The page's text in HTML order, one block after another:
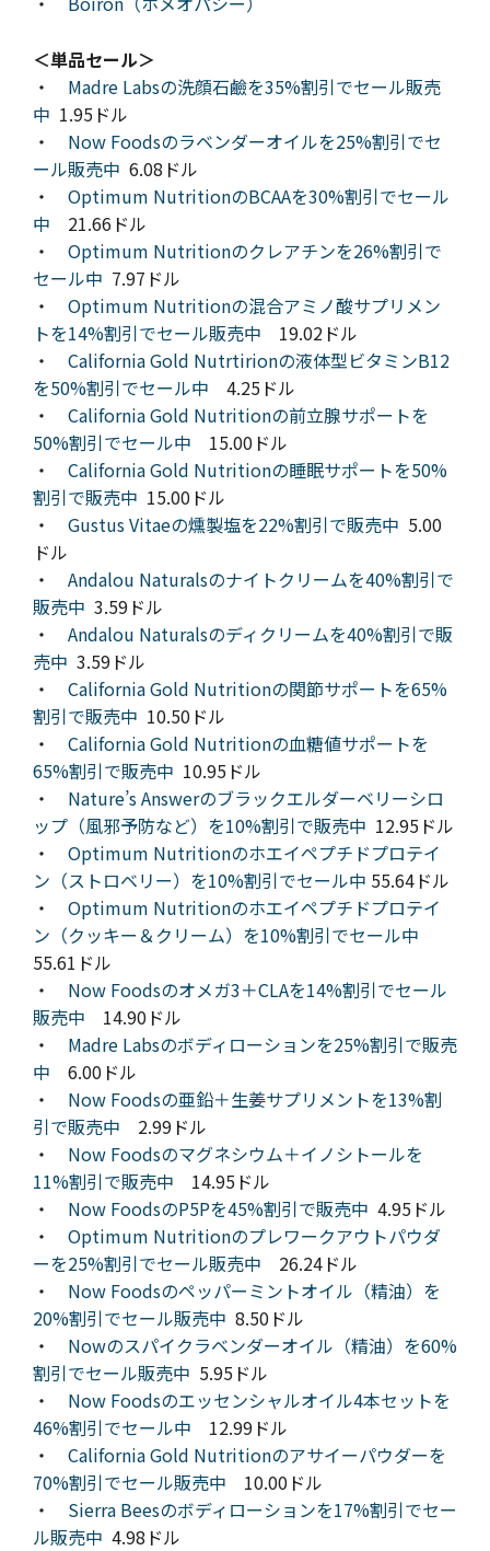
＜単品セール＞
・ Madre Labsの洗顔石鹼を35%割引でセール販売
中 1.95ドル
・ Now Foodsのラベンダーオイルを25%割引でセ
ール販売中 6.08ドル
・ Optimum NutritionのBCAAを30%割引でセール
中 21.66ドル
・ Optimum Nutritionのクレアチンを26%割引で
セール中 7.97ドル
・ Optimum Nutritionの混合アミノ酸サプリメン
トを14%割引でセール販売中 19.02ドル
・ California Gold Nutrtirionの液体型ビタミンB12
を50%割引でセール中 4.25ドル
・ California Gold Nutritionの前立腺サポートを
50%割引でセール中 15.00ドル
・ California Gold Nutritionの睡眠サポートを50%
割引で販売中 15.00ドル
・ Gustus Vitaeの燻製塩を22%割引で販売中 5.00
ドル
・ Andalou Naturalsのナイトクリームを40%割引で
販売中 3.59ドル
・ Andalou Naturalsのディクリームを40%割引で販
売中 3.59ドル
・ California Gold Nutritionの関節サポートを65%
割引で販売中 10.50ドル
・ California Gold Nutritionの血糖値サポートを
65%割引で販売中 10.95ドル
・ Nature’s Answerのブラックエルダーベリーシロ
ップ（風邪予防など）を10%割引で販売中 12.95ドル
・ Optimum Nutritionのホエイペプチドプロテイ
ン（ストロベリー）を10%割引でセール中 55.64ドル
・ Optimum Nutritionのホエイペプチドプロテイ
ン（クッキー＆クリーム）を10%割引でセール中
55.61ドル
・ Now Foodsのオメガ3＋CLAを14%割引でセール
販売中 14.90ドル
・ Madre Labsのボディローションを25%割引で販売
中 6.00ドル
・ Now Foodsの亜鉛＋生姜サプリメントを13%割
引で販売中 2.99ドル
・ Now Foodsのマグネシウム＋イノシトールを
11%割引で販売中 14.95ドル
・ Now FoodsのP5Pを45%割引で販売中 4.95ドル
・ Optimum Nutritionのプレワークアウトパウダ
ーを25%割引でセール販売中 26.24ドル
・ Now Foodsのペッパーミントオイル（精油）を
20%割引でセール販売中 8.50ドル
・ Nowのスパイクラベンダーオイル（精油）を60%
割引でセール販売中 5.95ドル
・ Now Foodsのエッセンシャルオイル4本セットを
46%割引でセール中 12.99ドル
・ California Gold Nutritionのアサイーパウダーを
70%割引でセール販売中 10.00ドル
・ Sierra Beesのボディローションを17%割引でセー
ル販売中 4.98ドル